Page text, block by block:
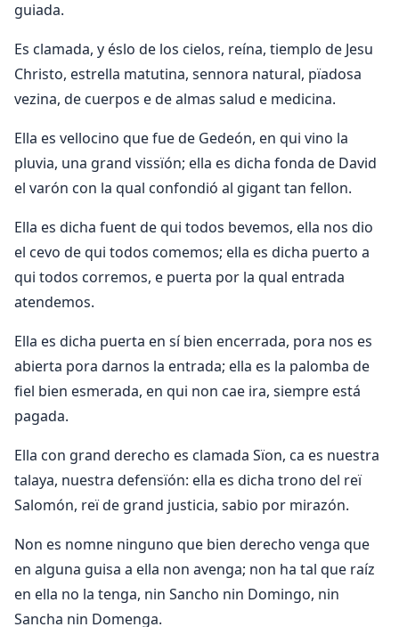
guiada.
Es clamada, y éslo de los cielos, reína, tiemplo de Jesu
Christo, estrella matutina, sennora natural, pïadosa
vezina, de cuerpos e de almas salud e medicina.
Ella es vellocino que fue de Gedeón, en qui vino la
pluvia, una grand vissïón; ella es dicha fonda de David
el varón con la qual confondió al gigant tan fellon.
Ella es dicha fuent de qui todos bevemos, ella nos dio
el cevo de qui todos comemos; ella es dicha puerto a
qui todos corremos, e puerta por la qual entrada
atendemos.
Ella es dicha puerta en sí bien encerrada, pora nos es
abierta pora darnos la entrada; ella es la palomba de
fiel bien esmerada, en qui non cae ira, siempre está
pagada.
Ella con grand derecho es clamada Sïon, ca es nuestra
talaya, nuestra defensïón: ella es dicha trono del reï
Salomón, reï de grand justicia, sabio por mirazón.
Non es nomne ninguno que bien derecho venga que
en alguna guisa a ella non avenga; non ha tal que raíz
en ella no la tenga, nin Sancho nin Domingo, nin
Sancha nin Domenga.